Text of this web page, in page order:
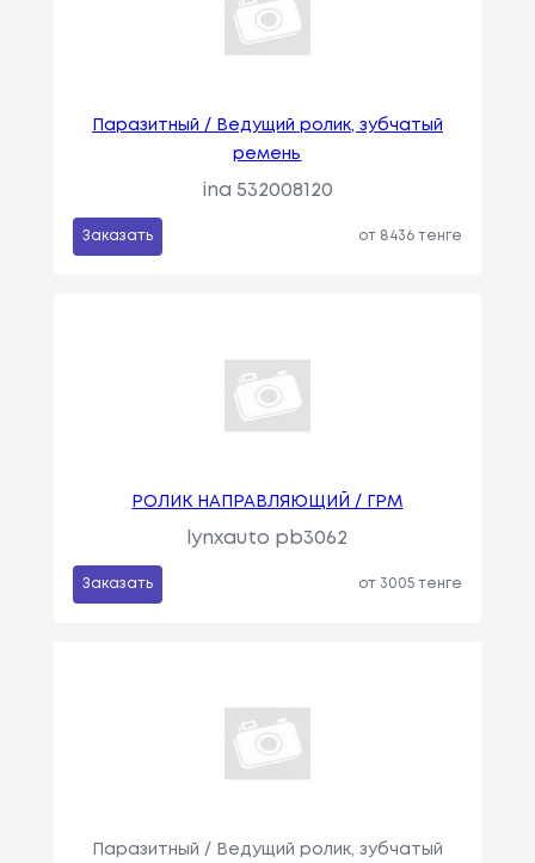
Паразитный / Ведущий ролик, зубчатый
ремень
ina 532008120
Заказать от 8436 тенге
РОЛИК НАПРАВЛЯЮЩИЙ / ГРМ
lynxauto pb3062
Заказать от 3005 тенге
Паразитный / Ведущий ролик, зубчатый